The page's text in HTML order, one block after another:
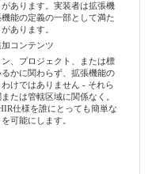
あります。実装者は拡張機
能の定義の一部として満た
あります。
コンテンツ
、プロジェクト、または標
かに関わらず、拡張機能の
けではありません - それら
たは管轄区域に関係なく。
仕様を誰にとっても簡単な
可能にします。